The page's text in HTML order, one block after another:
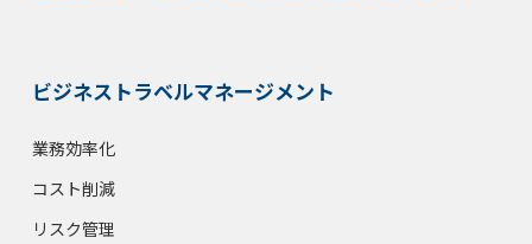
ビジネストラベルマネージメント
業務効率化
コスト削減
リスク管理